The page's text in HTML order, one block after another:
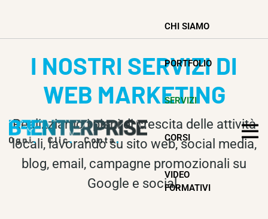
CHI SIAMO
PORTFOLIO
SERVIZI
CORSI
VIDEO
FORMATIVI
I NOSTRI SERVIZI DI
WEB MARKETING
Realizziamo i piani di crescita delle attività
locali, lavorando su sito web, social media,
blog, email, campagne promozionali su
Google e social.